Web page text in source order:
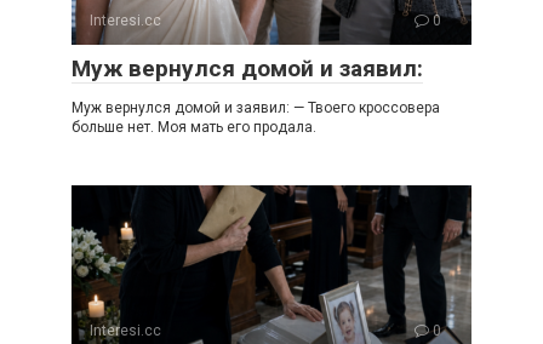
Interesi.cc 0
Муж вернулся домой и заявил:
Муж вернулся домой и заявил: — Твоего кроссовера
больше нет. Моя мать его продала.
Interesi.cc 0